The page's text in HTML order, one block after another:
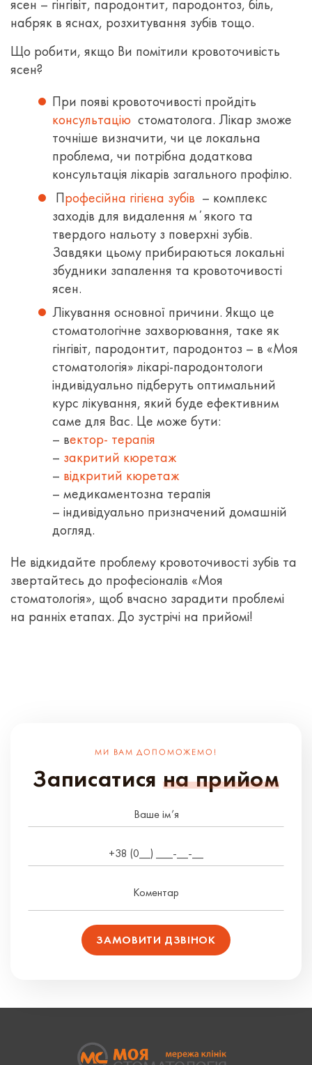
ясен – гінгівіт, пародонтит, пародонтоз, біль,
набряк в яснах, розхитування зубів тощо.
Що робити, якщо Ви помітили кровоточивість
ясен?
При появі кровоточивості пройдіть
консультацію стоматолога. Лікар зможе
точніше визначити, чи це локальна
проблема, чи потрібна додаткова
консультація лікарів загального профілю.
Професійна гігієна зубів – комплекс
заходів для видалення мʼякого та
твердого нальоту з поверхні зубів.
Завдяки цьому прибираються локальні
збудники запалення та кровоточивості
ясен.
Лікування основної причини. Якщо це
стоматологічне захворювання, таке як
гінгівіт, пародонтит, пародонтоз – в «Моя
стоматологія» лікарі-пародонтологи
індивідуально підберуть оптимальний
курс лікування, який буде ефективним
саме для Вас. Це може бути:
– вектор- терапія
– закритий кюретаж
– відкритий кюретаж
– медикаментозна терапія
– індивідуально призначений домашній
догляд.
Не відкидайте проблему кровоточивості зубів та
звертайтесь до професіоналів «Моя
стоматологія», щоб вчасно зарадити проблемі
на ранніх етапах. До зустрічі на прийомі!
МИ ВАМ ДОПОМОЖЕМО!
Записатися на прийом